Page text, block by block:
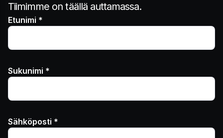
Tiimimme on täällä auttamassa.
Etunimi *
Sukunimi *
Sähköposti *